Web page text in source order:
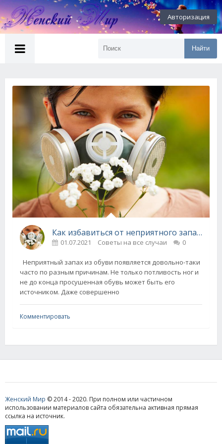
Авторизация
Найти
Как избавиться от неприятного запаха из обуви
01.07.2021 Советы на все случаи 0
Неприятный запах из обуви появляется довольно-таки
часто по разным причинам. Не только потливость ног и
не до конца просушенная обувь может быть его
источником. Даже совершенно
Комментировать
Женский Мир © 2014 - 2020. При полном или частичном
использовании материалов сайта обязательна активная прямая
ссылка на источник.